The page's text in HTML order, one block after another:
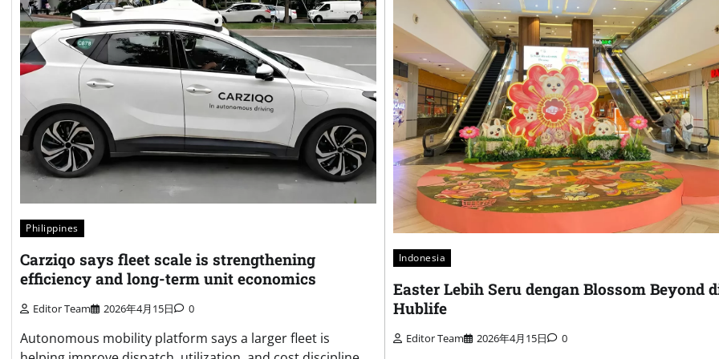
Philippines
Carziqo says fleet scale is strengthening
efficiency and long-term unit economics
Editor Team 2026年4月15日 0
Autonomous mobility platform says a larger fleet is
Indonesia
Easter Lebih Seru dengan Blossom Beyond
Hublife
Editor Team 2026年4月15日 0